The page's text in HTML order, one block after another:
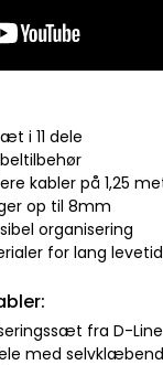
i 11 dele
kabler på 1,25
op til 8mm
organisering
for lang levetid
fra D-
med